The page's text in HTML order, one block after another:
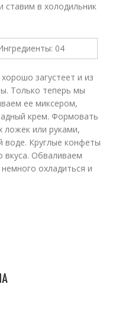
ставим в холодильник
загустеет и из
Только теперь мы
ее миксером,
крем. Формовать
или руками,
воде. Круглые конфеты
вкуса. Обваливаем
охладиться и